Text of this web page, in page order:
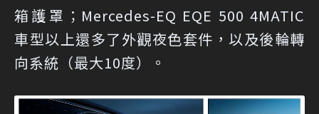
箱護罩；Mercedes-EQ EQE 500 4MATIC
車型以上還多了外觀夜色套件，以及後輪轉
向系統（最大10度）。